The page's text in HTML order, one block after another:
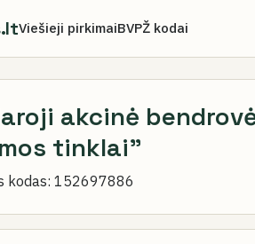
Viešieji pirkimaiBVPŽ kodai
akcinė
tinklai"
kodas: 152697886